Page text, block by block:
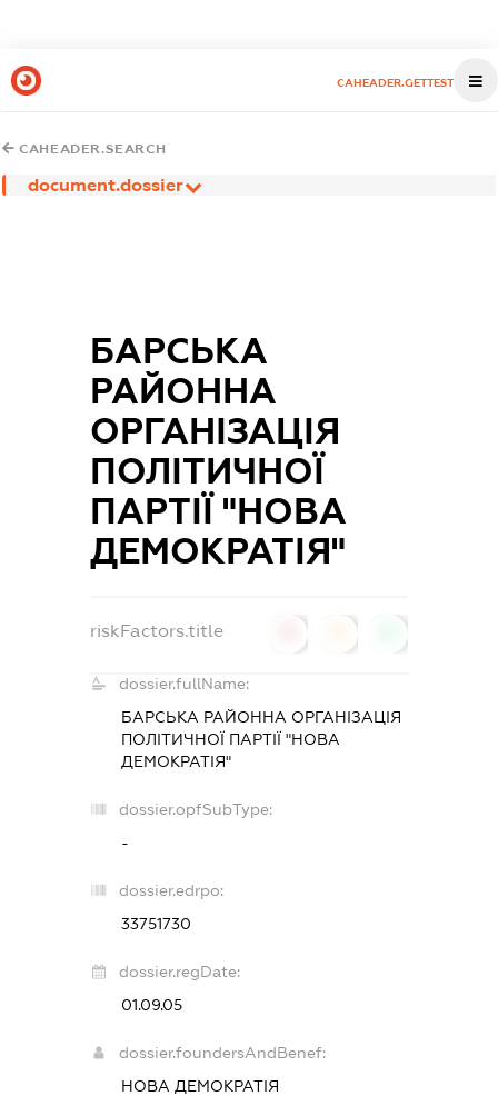
CAHEADER.GETTEST
CAHEADER.SEARCH
document.dossier
БАРСЬКА
РАЙОННА
ОРГАНІЗАЦІЯ
ПОЛІТИЧНОЇ
ПАРТІЇ "НОВА
ДЕМОКРАТІЯ"
riskFactors.title
dossier.fullName:
БАРСЬКА РАЙОННА ОРГАНІЗАЦІЯ
ПОЛІТИЧНОЇ ПАРТІЇ "НОВА
ДЕМОКРАТІЯ"
dossier.opfSubType:
-
dossier.edrpo:
33751730
dossier.regDate:
01.09.05
dossier.foundersAndBenef:
НОВА ДЕМОКРАТІЯ